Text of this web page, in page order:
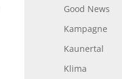
Good News
Kampagne
Kaunertal
Klima